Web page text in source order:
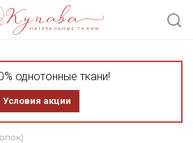
однотонные ткани!
Условия акции